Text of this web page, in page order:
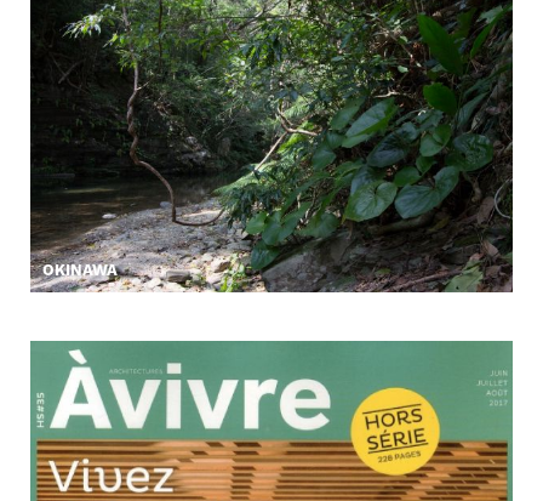
OKINAWA